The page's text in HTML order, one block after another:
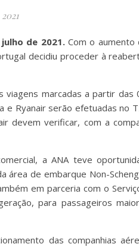
de 2021.Com o aumento
decidiu proceder à
marcadas a partir
e Ryanair serão efetuadas no
devem verificar, com a
a ANA teve
de embarque Non-
em parceria com o
para passageiros
das companhias